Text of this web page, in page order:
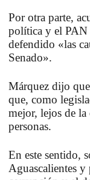
Por otra parte,
política y el PAN
defendido «las
Senado».
Márquez dijo
que, como
mejor, lejos de la
personas.
En este sentido,
Aguascalientes